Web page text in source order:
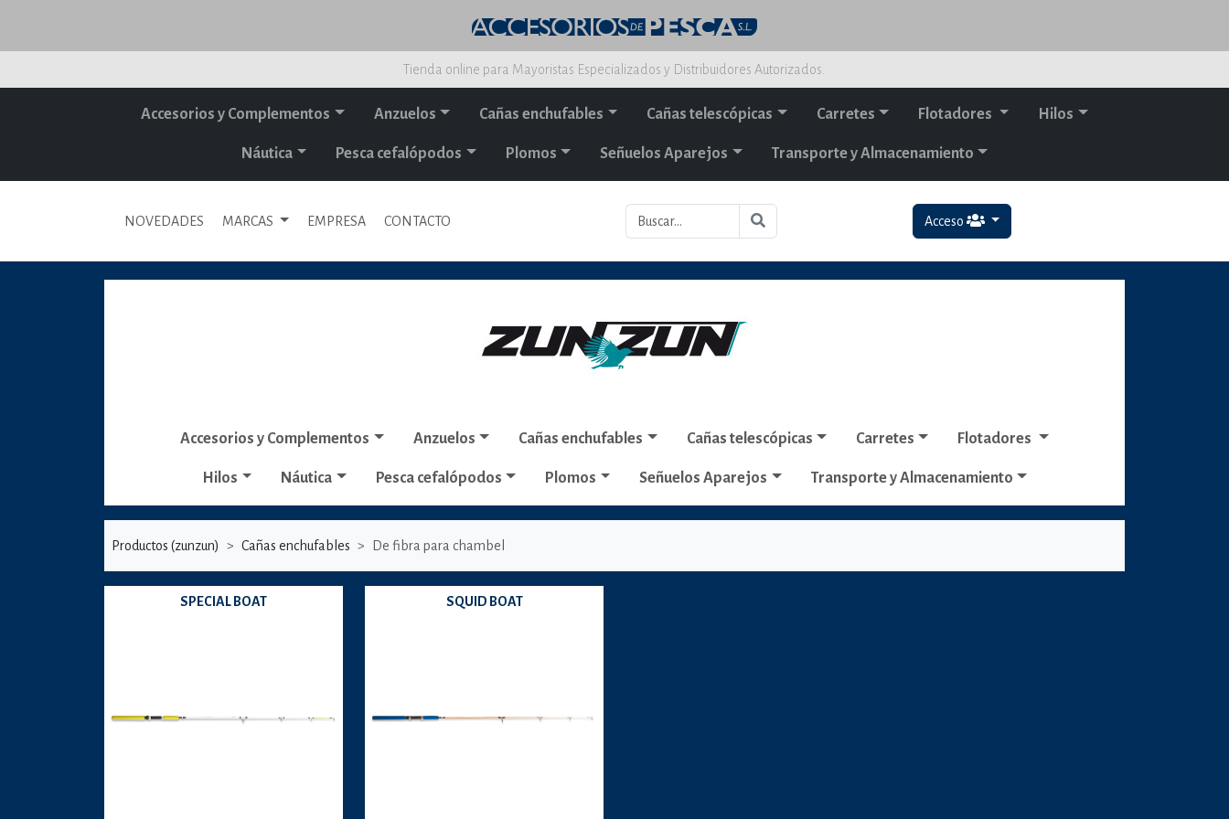
Tienda online para Mayoristas Especializados y Distribuidores Autorizados.
Accesorios y Complementos Anzuelos Cañas enchufables Cañas telescópicas Carretes Flotadores Hilos
Náutica Pesca cefalópodos Plomos Señuelos Aparejos Transporte y Almacenamiento
NOVEDADES MARCAS EMPRESA CONTACTO Acceso
Accesorios y Complementos Anzuelos Cañas enchufables Cañas telescópicas Carretes Flotadores
Hilos Náutica Pesca cefalópodos Plomos Señuelos Aparejos Transporte y Almacenamiento
Productos (zunzun) Cañas enchufables De fibra para chambel
SPECIAL BOAT SQUID BOAT